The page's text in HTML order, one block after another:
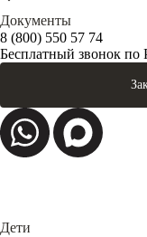
Документы
8 (800) 550 57 74
Бесплатный звонок по
Дети